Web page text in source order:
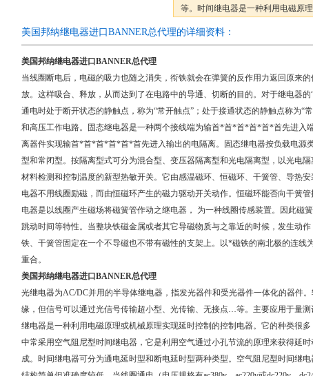
等。时间继电器是一种利用电磁原
采用空气阻尼型时间继电器
美国邦纳继电器进口BANNER总代理的详细资料：
美国邦纳继电器进口BANNER总代理
当线圈断电后，电磁的吸力也随之消失，衔铁就会在弹簧的反作用力返回原来
放。这样吸合、释放，从而达到了在电路中的导通、切断的目的。对于继电器
通电时处于断开状态的静触点，称为“常开触点”；处于接通状态的静触点称为“
和高压工作电路。固态继电器是一种两个接线端为输首*首*首*首*首*首先进入
离器件实现输首*首*首*首*首*首先进入输出的电隔离。固态继电器按负载电源
型和常闭型。按隔离型式可分为混合型、变压器隔离型和光电隔离型，以光电
材料检测和控制温度的新型热敏开关。它由感温磁环、恒磁环、干簧管、导热
电器不用线圈励磁，而由恒磁环产生的磁力驱动开关动作。恒磁环能否向干簧
电器是以线圈产生磁场将磁簧管作动之继电器， 为一种线圈传感装置。因此磁
跳动时间等特性。当整块铁磁金属或者其它导磁物质与之靠近的时候，发生动
铁、干簧管固定在一个不导磁也不带有磁性的支架上。以*磁铁的南北极的连线
重合。
美国邦纳继电器进口BANNER总代理
光继电器为AC/DC并用的半导体继电器，指发光器件和受光器件一体化的器件
缘，但信号可以通过光信号传输超小型、光传输、无接点…等。主要应用于量
继电器是一种利用电磁原理或机械原理实现延时控制的控制电器。它的种类很
中常采用空气阻尼型时间继电器，它是利用空气通过小孔节流的原理来获得延
成。时间继电器可分为通电延时型和断电延时型两种类型。空气阻尼型时间继电